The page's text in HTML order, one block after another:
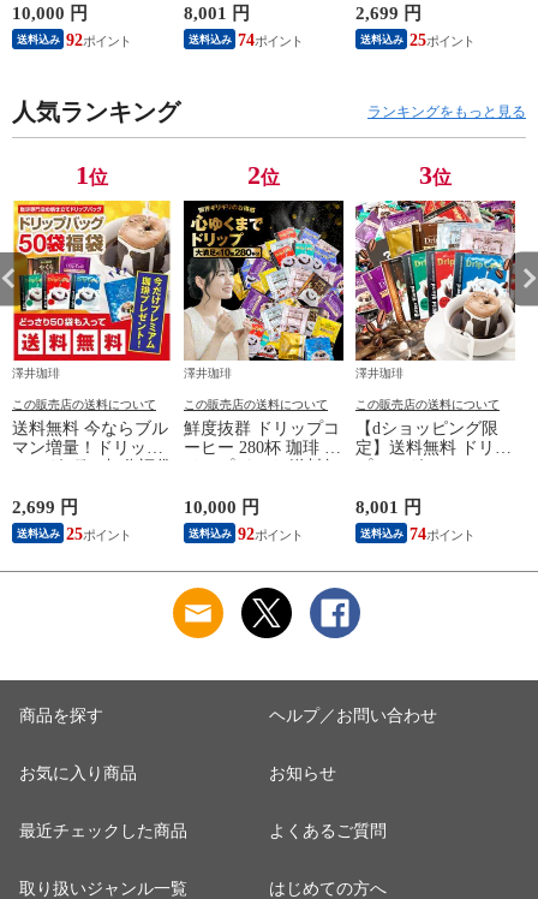
リップバッグ 10種
280杯分おせち福袋
大容量 個包装 飲み
10,000 円
送料込み 92
（個包装/ドリップコ
ーヒー/珈琲/200袋/送
料込）
8,001 円
送料込み 74
珈琲/おまけ付/送料
込）
2,699 円
送料込み 25
人気ランキング ランキングをもっと見る
1位
澤井珈琲
この販売店の送料について
送料無料 今ならブル
マン増量！ドリップ
珈琲/おまけ付/送料
込）
2,699 円
送料込み 25
2位
澤井珈琲
この販売店の送料について
鮮度抜群 ドリップコ
ーヒー 280杯 珈琲 ド
リップバッグ 10種
280杯分おせち福袋
大容量 個包装 飲み
10,000 円
送料込み 92
3位
澤井珈琲
この販売店の送料について
【dショッピング限
定】送料無料 ドリッ
（個包装/ドリップコ
ーヒー/珈琲/200袋/送
料込）
8,001 円
送料込み 74
商品を探す
お気に入り商品
最近チェックした商品
取り扱いジャンル一覧
ヘルプ／お問い合わせ
お知らせ
よくあるご質問
はじめての方へ